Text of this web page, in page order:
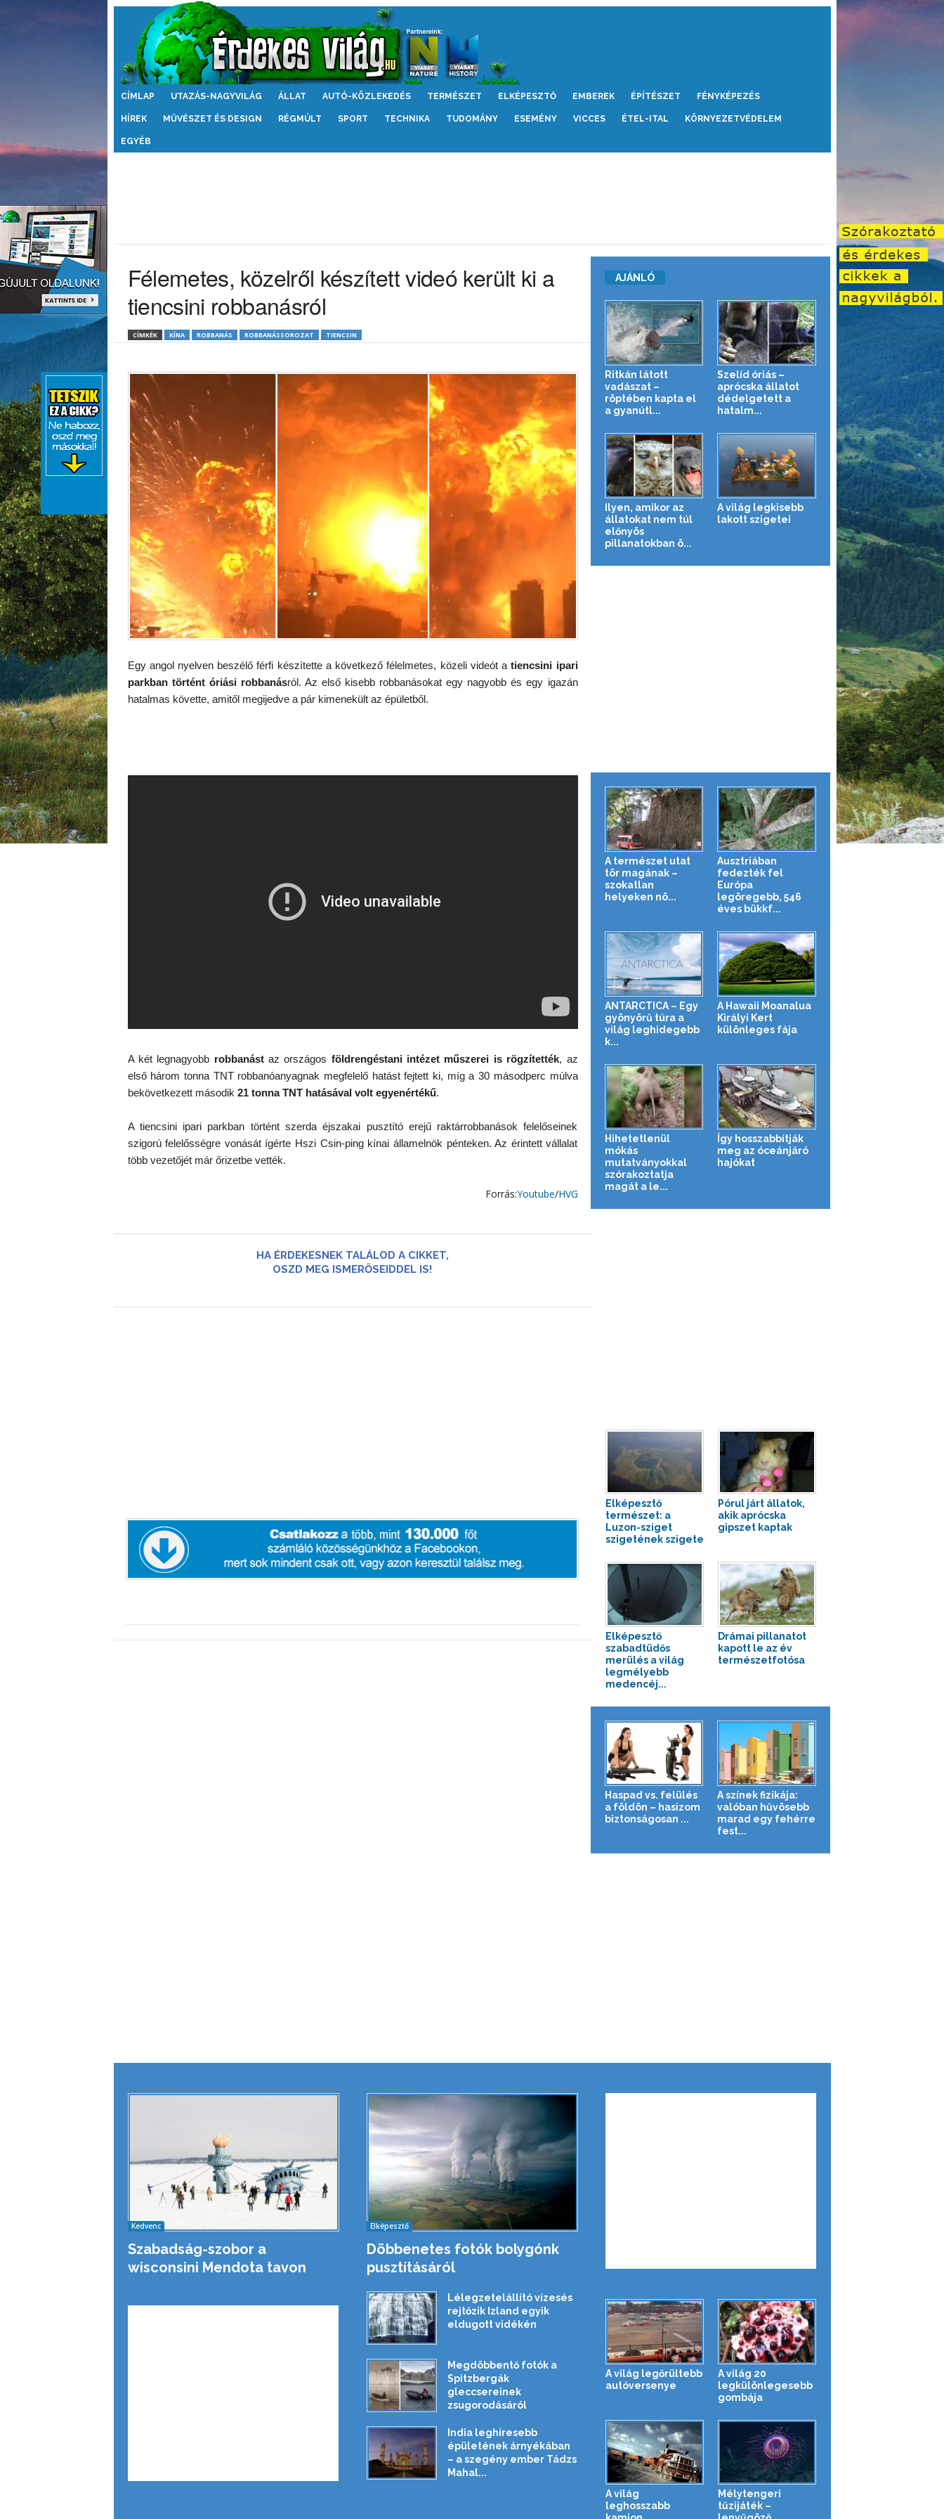
Érdekes
CÍMLAP UTAZÁS-NAGYVILÁG ÁLLAT AUTÓ-KÖZLEKEDÉS TERMÉSZET ELKÉPESZTŐ EMBEREK ÉPÍTÉSZET FÉNYKÉPEZÉS
HÍREK MŰVÉSZET ÉS DESIGN RÉGMÚLT SPORT TECHNIKA TUDOMÁNY ESEMÉNY VICCES ÉTEL-ITAL KÖRNYEZETVÉDELEM
EGYÉB
Félemetes, közelről készített videó került ki a
tiencsini robbanásról
CÍMKÉK KÍNA ROBBANÁS ROBBANÁSSOROZAT TIENCSIN
Egy angol nyelven beszélő férfi készítette a következő félelmetes, közeli videót atiencsini ipari
parkban történt óriási robbanásról. Az első kisebb robbanásokat egy nagyobb és egy igazán
hatalmas követte, amitől megijedve a pár kimenekült az épületből.
A két legnagyobb robbanástaz országos földrengéstani intézet műszerei is rögzítették, az
első három tonna TNT robbanóanyagnak megfelelő hatást fejtett ki, míg a 30 másodperc múlva
bekövetkezett második 21 tonna TNT hatásával volt egyenértékű.
A tiencsini ipari parkban történt szerda éjszakai pusztító erejű raktárrobbanások felelőseinek
szigorú felelősségre vonását ígérte Hszi Csin-ping kínai államelnök pénteken. Az érintett vállalat
több vezetőjét már őrizetbe vették.
Forrás:Youtube/HVG
HA ÉRDEKESNEK TALÁLOD A CIKKET,
OSZD MEG ISMERŐSEIDDEL IS!
AJÁNLÓ
Ritkán látott
vadászat –
röptében kapta el
a gyanútl...
Szelíd óriás –
aprócska állatot
dédelgetett a
hatalm...
Ilyen, amikor az
állatokat nem túl
előnyös
pillanatokban ö...
A világ legkisebb
lakott szigetei
A természet utat
tör magának –
szokatlan
helyeken nö...
Ausztriában
fedezték fel
Európa
legöregebb, 546
éves bükkf...
ANTARCTICA – Egy
gyönyörű túra a
világ leghidegebb
k...
A Hawaii Moanalua
Királyi Kert
különleges fája
Hihetetlenül
mókás
mutatványokkal
szórakoztatja
magát a le...
Így hosszabbítják
meg az óceánjáró
hajókat
Elképesztő
természet: a
Luzon-sziget
szigetének szigete
Pórul járt állatok,
akik aprócska
gipszet kaptak
Elképesztő
szabadtüdős
merülés a világ
legmélyebb
medencéj...
Drámai pillanatot
kapott le az év
természetfotósa
Haspad vs. felülés
a földön – hasizom
biztonságosan ...
A színek fizikája:
valóban hűvösebb
marad egy fehérre
fest...
Kedvenc
Szabadság-szobor a
wisconsini Mendota tavon
Elképesztő
Döbbenetes fotók bolygónk
pusztításáról
Lélegzetelállító vízesés
rejtőzik Izland egyik
eldugott vidékén
Megdöbbentő fotók a
Spitzbergák
gleccsereinek
zsugorodásáról
India leghíresebb
épületének árnyékában
– a szegény ember Tádzs
Mahal...
A világ legőrültebb
autóversenye
A világ 20
legkülönlegesebb
gombája
A világ
leghosszabb
Mélytengeri
tűzijáték –